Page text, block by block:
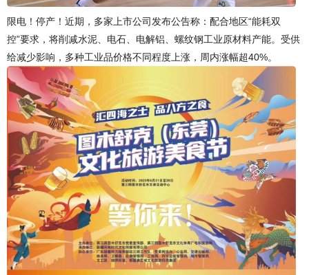
限电！停产！近期，多家上市公司发布公告称：配合地区“能耗双
控”要求，将削减水泥、电石、电解铝、螺纹钢工业原材料产能。受供
给减少影响，多种工业品价格不同程度上涨，周内涨幅超40%。